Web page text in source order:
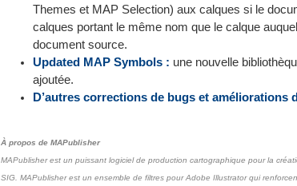
Themes et MAP Selection) aux calques si le
calques portant le même nom que le calque
document source.
Updated MAP Symbols : une nouvelle
ajoutée.
D’autres corrections de bugs et améliorations
À propos de MAPublisher
MAPublisher est un puissant logiciel de production cartographique pour la
SIG. MAPublisher est un ensemble de filtres pour Adobe Illustrator qui